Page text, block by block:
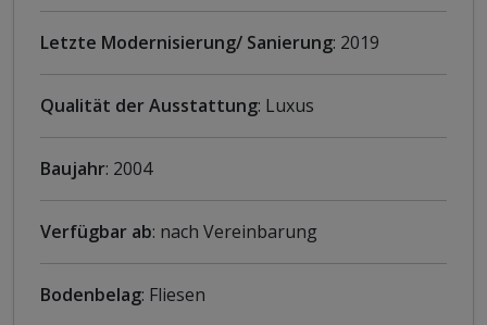
Letzte Modernisierung/ Sanierung: 2019
Qualität der Ausstattung: Luxus
Baujahr: 2004
Verfügbar ab: nach Vereinbarung
Bodenbelag: Fliesen